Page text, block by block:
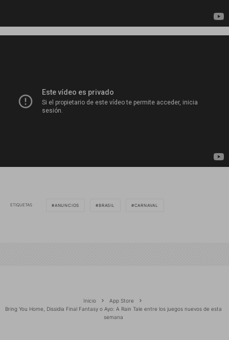
ETIQUETAS ANUNCIOS BRASIL CARNAVAL
Inicio
App Store
Bring You Home, Dissidia Final Fantasy o Ayo: A Rain Tale entre los juegos nuevos de esta
semana